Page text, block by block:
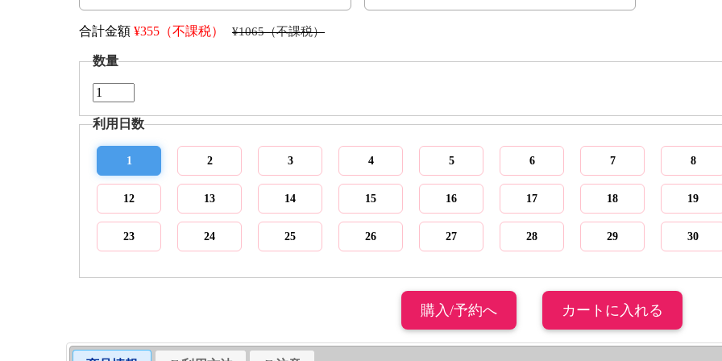
合計金額 ¥355（不課税） ¥1065（不課税）
数量
利用日数
1 2 3 4 5 6 7 8
12 13 14 15 16 17 18 19
23 24 25 26 27 28 29 30